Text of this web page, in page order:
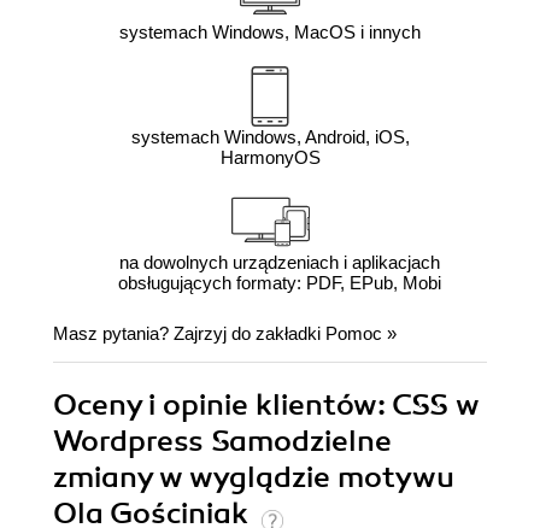
systemach Windows, MacOS i innych
systemach Windows, Android, iOS,
HarmonyOS
na dowolnych urządzeniach i aplikacjach
obsługujących formaty: PDF, EPub, Mobi
Masz pytania? Zajrzyj do zakładki Pomoc »
Oceny i opinie klientów: CSS w
Wordpress Samodzielne
zmiany w wyglądzie motywu
Ola Gościniak